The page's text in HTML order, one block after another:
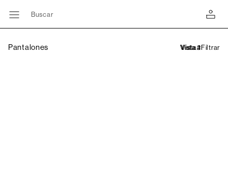
Buscar
Pantalones Filtrar